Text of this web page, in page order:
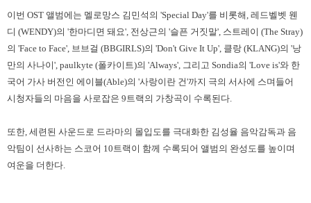
이번 OST 앨범에는 멜로망스 김민석의 'Special Day'를 비롯해, 레드벨벳 웬
디 (WENDY)의 '한마디면 돼요', 전상근의 '슬픈 거짓말', 스트레이 (The Stray)
의 'Face to Face', 브브걸 (BBGIRLS)의 'Don't Give It Up', 클랑 (KLANG)의 '낭
만의 사나이', paulkyte (폴카이트)의 'Always', 그리고 Sondia의 'Love is'와 한
국어 가사 버전인 에이블(Able)의 '사랑이란 건'까지 극의 서사에 스며들어
시청자들의 마음을 사로잡은 9트랙의 가창곡이 수록된다.
또한, 세련된 사운드로 드라마의 몰입도를 극대화한 김성율 음악감독과 음
악팀이 선사하는 스코어 10트랙이 함께 수록되어 앨범의 완성도를 높이며
여운을 더한다.